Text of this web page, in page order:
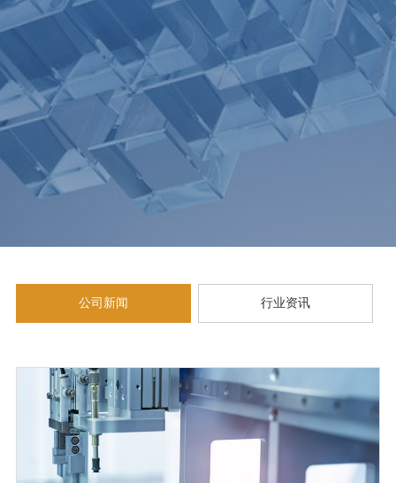
公司新闻 行业资讯